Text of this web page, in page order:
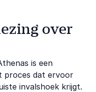
over
is een
proces dat ervoor
invalshoek krijgt.